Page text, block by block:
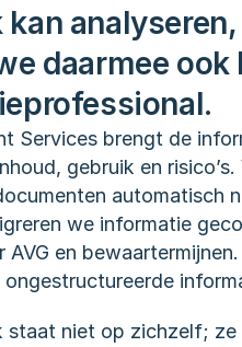
kan
daarmee
Services brengt de
gebruik en
automatisch
we informatie
AVG en
ongestructureerde
staat niet op zichzelf;